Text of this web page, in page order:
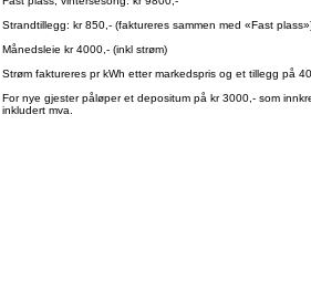
Strandtillegg: kr 850,- (faktureres sammen med «Fast
Månedsleie kr 4000,- (inkl strøm)
Strøm faktureres pr kWh etter markedspris og et tillegg på 40
For nye gjester påløper et depositum på kr 3000,- som
inkludert mva.